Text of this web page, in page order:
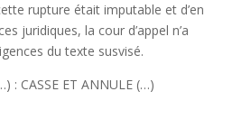
rupture était imputable et d’en
juridiques, la cour d’appel n’a
du texte susvisé.
: CASSE ET ANNULE (…)